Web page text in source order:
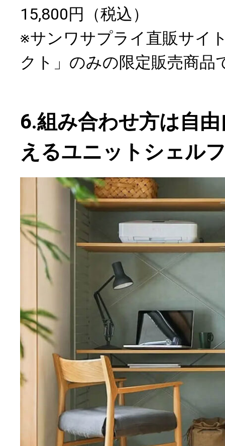
15,800円（税込）
※サンワサプライ直販サイ
クト」のみの限定販売商品
6.組み合わせ方は自
えるユニットシェル